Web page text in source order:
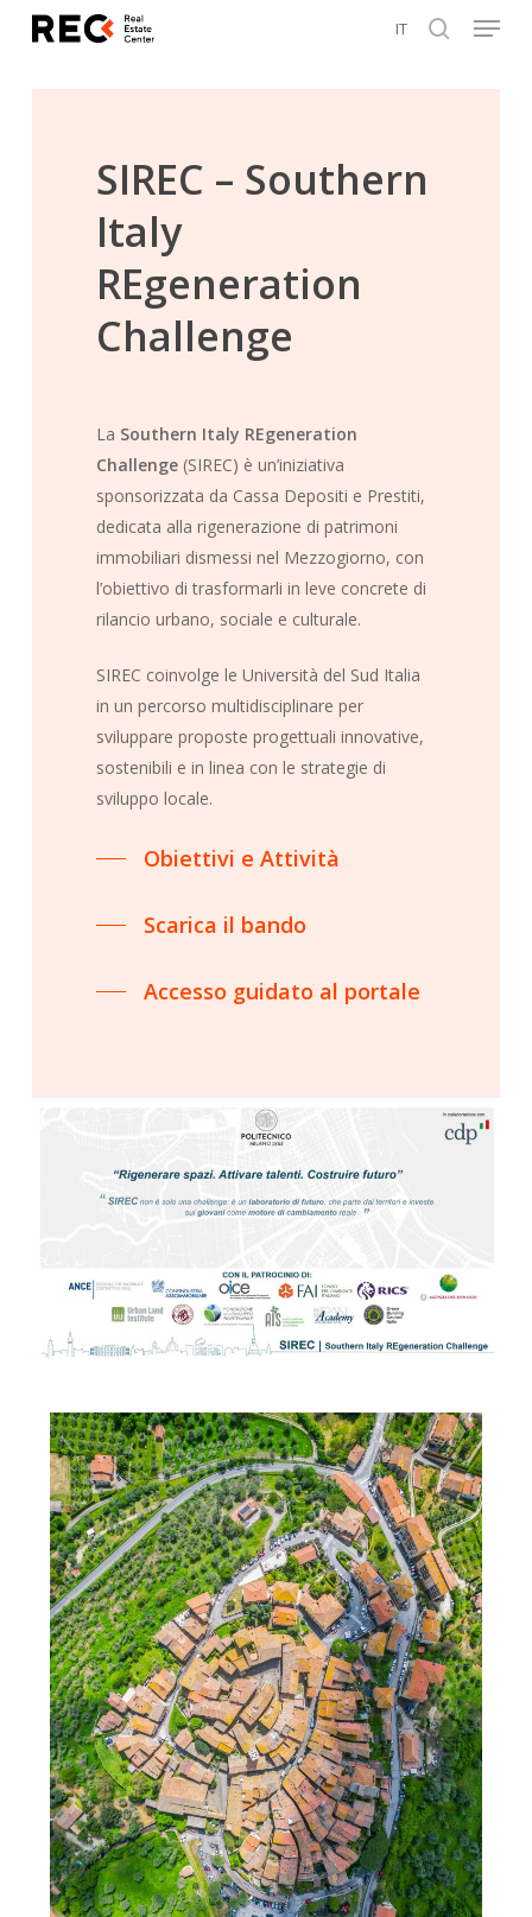
IT Menu
SIREC – Southern
Italy
REgeneration
Challenge
La Southern Italy REgeneration
Challenge(SIREC) è un’iniziativa
sponsorizzata da Cassa Depositi e Prestiti,
dedicata alla rigenerazione di patrimoni
immobiliari dismessi nel Mezzogiorno, con
l’obiettivo di trasformarli in leve concrete di
rilancio urbano, sociale e culturale.
SIREC coinvolge le Università del Sud Italia
in un percorso multidisciplinare per
sviluppare proposte progettuali innovative,
sostenibili e in linea con le strategie di
sviluppo locale.
Obiettivi e Attività
Scarica il bando
Accesso guidato al portale